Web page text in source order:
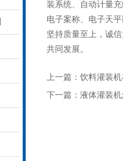
装系统、自动计量
电子案称、电子天
坚持质量至上，诚
共同发展。
上一篇： 饮料灌装
下一篇： 液体灌装